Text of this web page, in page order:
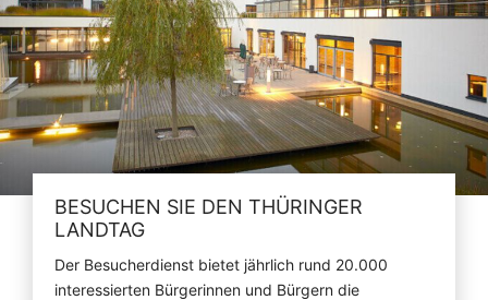
BESUCHEN SIE DEN THÜRINGER
LANDTAG
Der Besucherdienst bietet jährlich rund 20.000
interessierten Bürgerinnen und Bürgern die